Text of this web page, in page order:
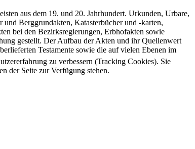
aus dem 19. und 20. Jahrhundert. Urkunden, Urbare,
Berggrundakten, Katasterbücher und -karten,
bei den Bezirksregierungen, Erbhofakten sowie
gestellt. Der Aufbau der Akten und ihr Quellenwert
Testamente sowie die auf vielen Ebenen im
zu verbessern (Tracking Cookies). Sie
der Seite zur Verfügung stehen.